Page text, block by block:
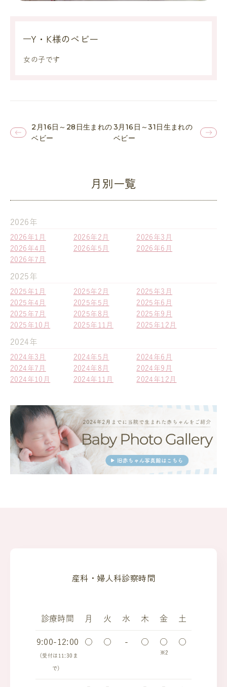
Y・K様のベビー
女の子です
2月16日～28日生まれの
ベビー
3月16日～31日生まれの
ベビー
月別一覧
2026年
2026年1月 2026年2月
2026年3月
2026年4月
2026年5月
2026年6月
2026年7月
2025年
2025年1月 2025年2月
2025年3月
2025年4月
2025年5月
2025年6月
2025年7月
2025年8月
2025年9月
2025年10月
2025年11月 2025年12月
2024年
2024年3月 2024年5月
2024年6月
2024年7月
2024年8月
2024年9月
2024年10月
2024年11月 2024年12月
産科・婦人科診察時間
診療時間 月 火 水 木 金 土
9:00-12:00
（受付は11:30ま
で）
○ ○ - ○ ○
※2
○